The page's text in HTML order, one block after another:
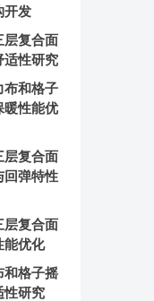
开发
层复合面
适性研究
布和格子
暖性能优
层复合面
回弹特性
层复合面
能优化
和格子摇
性研究